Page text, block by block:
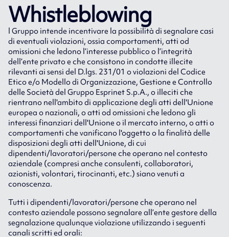
Whistleblowing
l Gruppo intende incentivare la possibilità di segnalare casi
di eventuali violazioni, ossia comportamenti, atti od
omissioni che ledono l’interesse pubblico o l’integrità
dell’ente privato e che consistono in condotte illecite
rilevanti ai sensi del D.lgs. 231/01 o violazioni del Codice
Etico e/o Modello di Organizzazione, Gestione e Controllo
delle Società del Gruppo Esprinet S.p.A., o illeciti che
rientrano nell'ambito di applicazione degli atti dell'Unione
europea o nazionali, o atti od omissioni che ledono gli
interessi finanziari dell'Unione o il mercato interno, o atti o
comportamenti che vanificano l'oggetto o la finalità delle
disposizioni degli atti dell'Unione, di cui
dipendenti/lavoratori/persone che operano nel contesto
aziendale (compresi anche consulenti, collaboratori,
azionisti, volontari, tirocinanti, etc.) siano venuti a
conoscenza.
Tutti i dipendenti/lavoratori/persone che operano nel
contesto aziendale possono segnalare all’ente gestore della
segnalazione qualunque violazione utilizzando i seguenti
canali scritti ed orali: